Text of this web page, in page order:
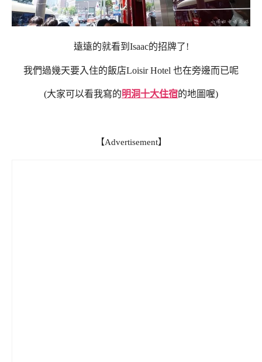
遠遠的就看到Isaac的招牌了!
我們過幾天要入住的飯店Loisir Hotel 也在旁邊而已呢
(大家可以看我寫的明洞十大住宿的地圖喔)
【Advertisement】